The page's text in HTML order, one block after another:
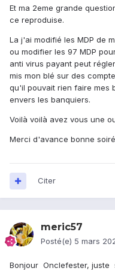
Et ma 2eme grande
ce reproduise.
La j'ai modifié les MDP de
ou modifier les 97 MDP
anti virus payant peut
mis mon blé sur des
qu'il pouvait rien faire mes
envers les banquiers.
Voilà voilà avez vous une
Merci d'avance bonne
Citer
meric57
Posté(e) 5 mars
Bonjour Onclefester,